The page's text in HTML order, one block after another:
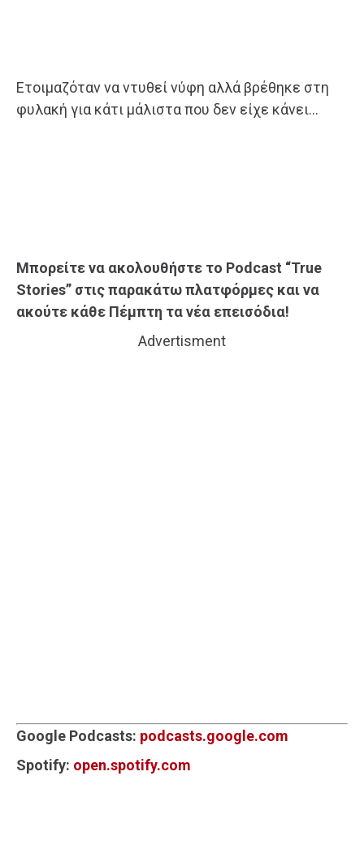
Ετοιμαζόταν να ντυθεί νύφη αλλά βρέθηκε στη
φυλακή για κάτι μάλιστα που δεν είχε κάνει…
Μπορείτε να ακολουθήστε το Podcast “True
Stories” στις παρακάτω πλατφόρμες και να
ακούτε κάθε Πέμπτη τα νέα επεισόδια!
Advertisment
Google Podcasts: podcasts.google.com
Spotify: open.spotify.com